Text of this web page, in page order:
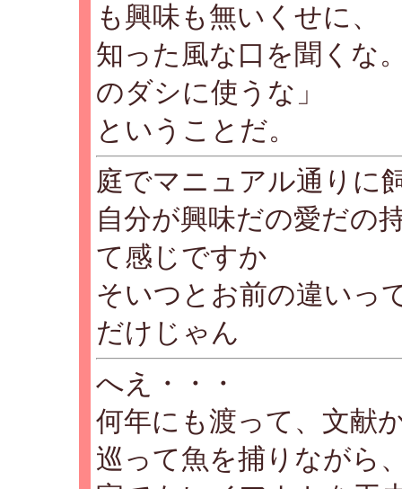
も興味も無いくせに、
知った風な口を聞くな
のダシに使うな」
ということだ。
庭でマニュアル通りに
自分が興味だの愛だの
て感じですか
そいつとお前の違いっ
だけじゃん
へえ・・・
何年にも渡って、文献
巡って魚を捕りながら